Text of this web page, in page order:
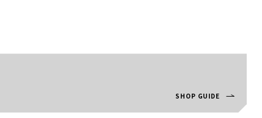
SHOP GUIDE